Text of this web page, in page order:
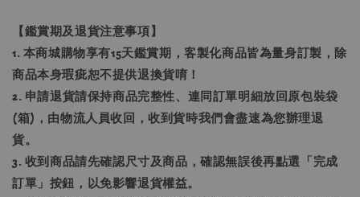
【鑑賞期及退貨注意事項】
1. 本商城購物享有15天鑑賞期，客製化商品皆為量身訂製，除
商品本身瑕疵恕不提供退換貨唷！
2. 申請退貨請保持商品完整性、連同訂單明細放回原包裝袋
(箱)，由物流人員收回，收到貨時我們會盡速為您辦理退
貨。
3. 收到商品請先確認尺寸及商品，確認無誤後再點選「完成
訂單」按鈕，以免影響退貨權益。